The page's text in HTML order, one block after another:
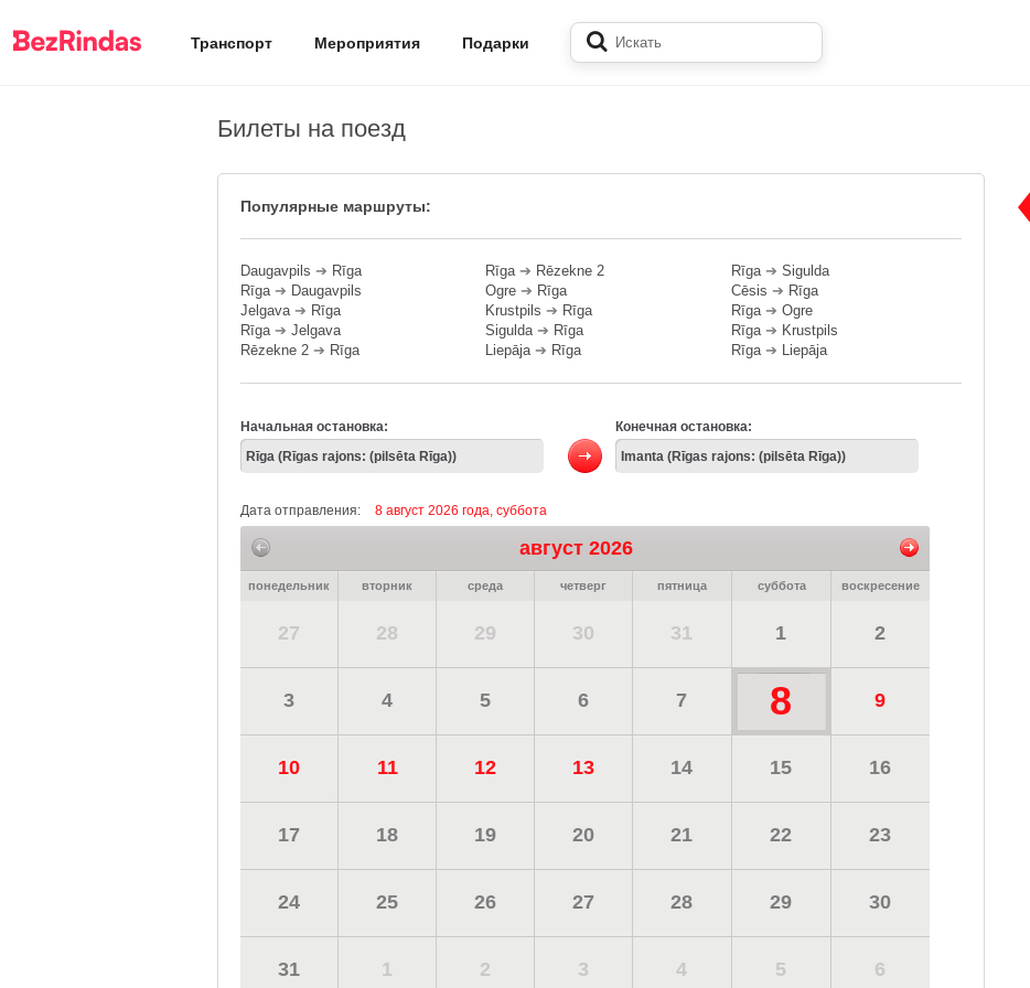
Транспорт Мероприятия Подарки
Билеты на поезд
Популярные маршруты:
Daugavpils ➔ Rīga
Rīga➔ Daugavpils
Jelgava➔ Rīga
Rīga➔ Jelgava
Rēzekne 2 ➔ Rīga
Rīga➔ Rēzekne 2
Ogre ➔ Rīga
Krustpils ➔ Rīga
Sigulda➔ Rīga
Liepāja➔ Rīga
Rīga➔ Sigulda
Cēsis ➔ Rīga
Rīga➔ Ogre
Rīga➔ Krustpils
Rīga➔ Liepāja
Начальная остановка: Конечная остановка:
Дата отправления: 8 август 2026 года, суббота
август 2026
понедельник вторник среда четверг пятница суббота воскресение
27 28 29 30 31 1 2
3 4 5 6 7 8 9
10 11 12 13 14 15 16
17 18 19 20 21 22 23
24 25 26 27 28 29 30
31 1 2 3 4 5 6